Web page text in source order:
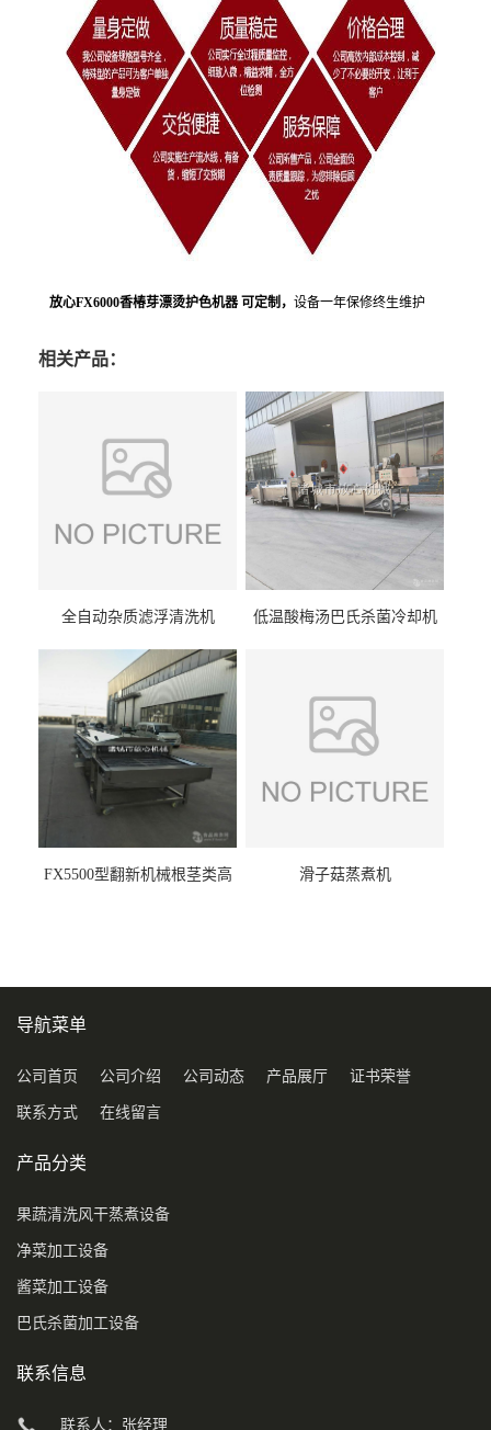
放心FX6000香椿芽漂烫护色机器 可定制 ， 设备一年保修终生维护
相关产品：
全自动杂质滤浮清洗机 低温酸梅汤巴氏杀菌冷却机
FX5500型翻新机械根茎类高
滑子菇蒸煮机
导航菜单
公司首页 公司介绍 公司动态 产品展厅 证书荣誉
联系方式 在线留言
产品分类
果蔬清洗风干蒸煮设备
净菜加工设备
酱菜加工设备
巴氏杀菌加工设备
联系信息
联系人：张经理